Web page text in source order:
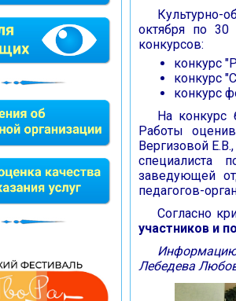
Культурно-
октября по
конкурсов:
конкурс
конкурс
конкурс
На конкурс
Работы
Вергизовой
специалиста
заведующей
педагогов-
Согласно
участников и
Информацию
Лебедева